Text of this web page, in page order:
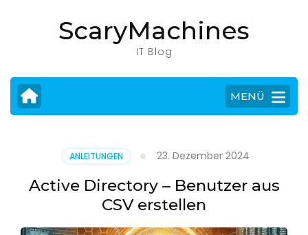
drücken)
ScaryMachines
IT Blog
MENÜ
ANLEITUNGEN 23. Dezember 2024
Active Directory – Benutzer aus
CSV erstellen